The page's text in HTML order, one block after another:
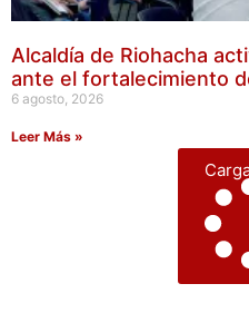
Alcaldía de Riohacha
ante el fortalecimiento
6 agosto, 2026
Leer Más »